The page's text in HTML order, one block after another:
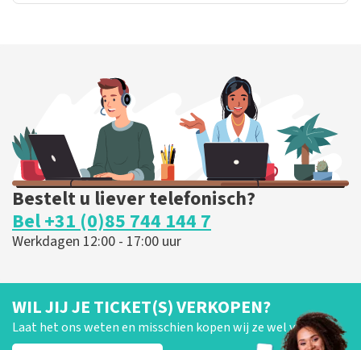
Bestelt u liever telefonisch?
Bel +31 (0)85 744 144 7
Werkdagen 12:00 - 17:00 uur
WIL JIJ JE TICKET(S) VERKOPEN?
Laat het ons weten en misschien kopen wij ze wel van je!